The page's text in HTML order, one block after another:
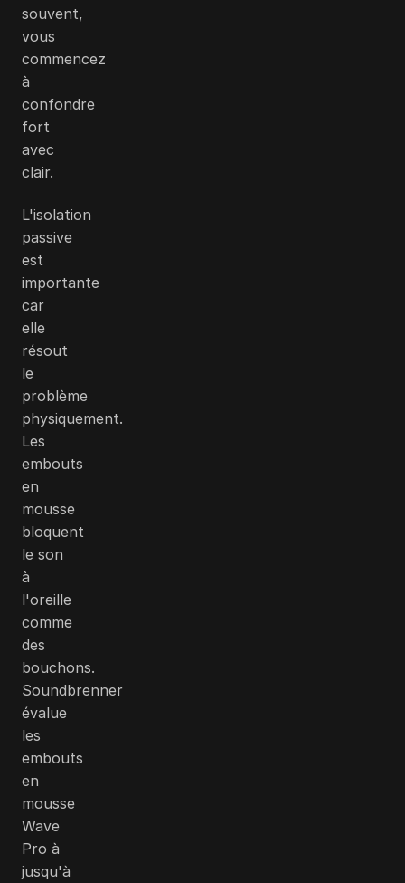
souvent,
vous
commencez
à
confondre
fort
avec
clair.
L'isolation
passive
est
importante
car
elle
résout
le
problème
physiquement.
Les
embouts
en
mousse
bloquent
le son
à
l'oreille
comme
des
bouchons.
Soundbrenner
évalue
les
embouts
en
mousse
Wave
Pro à
jusqu'à